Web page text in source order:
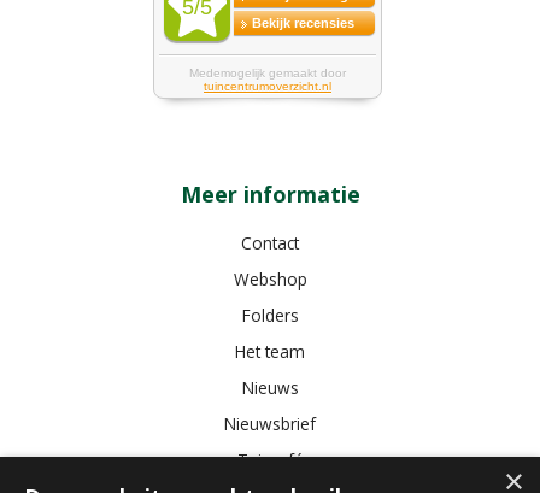
Meer informatie
Contact
Webshop
Folders
Het team
Nieuws
Nieuwsbrief
Tuincafé
×